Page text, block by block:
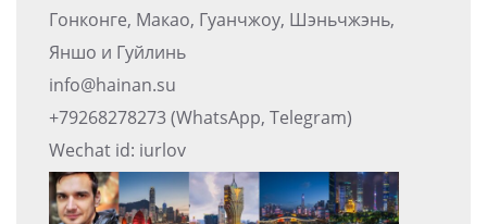
Гонконге, Макао, Гуанчжоу, Шэньчжэнь,
Яншо и Гуйлинь
info@hainan.su
+79268278273 (WhatsApp, Telegram)
Wechat id: iurlov